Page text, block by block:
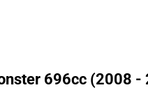
696cc (2008 -